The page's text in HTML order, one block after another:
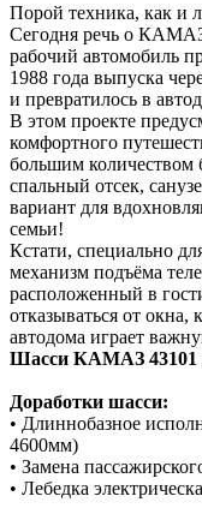
Порой техника, как и
Сегодня речь о
рабочий автомобиль
1988 года выпуска
и превратилось в
В этом проекте
комфортного
большим количеством
спальный отсек,
вариант для
семьи!
Кстати, специально
механизм подъёма
расположенный в
отказываться от окна,
автодома играет
Шасси КАМАЗ 43101
Доработки шасси:
• Длиннобазное
4600мм)
• Замена
• Лебедка